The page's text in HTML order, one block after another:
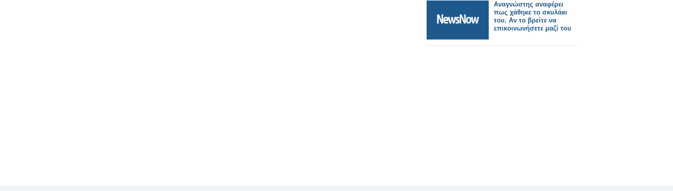
Αναγνώστης αναφέρει
πως χάθηκε το σκυλάκι
του. Αν το βρείτε να
επικοινωνήσετε μαζί του